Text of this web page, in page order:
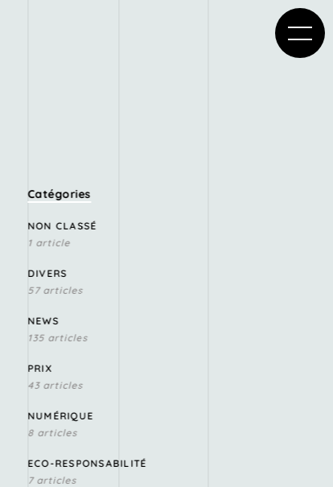
Catégories
NON CLASSÉ
1 article
DIVERS
57 articles
NEWS
135 articles
PRIX
43 articles
NUMÉRIQUE
8 articles
ECO-RESPONSABILITÉ
7 articles